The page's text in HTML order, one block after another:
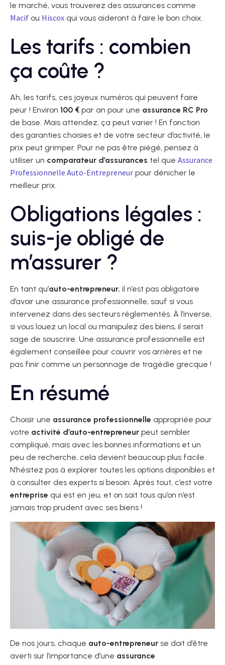
le marché, vous trouverez des assurances comme
Macif ou Hiscox qui vous aideront à faire le bon choix.
Les tarifs : combien
ça coûte ?
Ah, les tarifs, ces joyeux numéros qui peuvent faire
peur ! Environ 100 € par an pour une assurance RC Pro
de base. Mais attendez, ça peut varier ! En fonction
des garanties choisies et de votre secteur d’activité, le
prix peut grimper. Pour ne pas être piégé, pensez à
utiliser un comparateur d’assurances tel que Assurance
Professionnelle Auto-Entrepreneur pour dénicher le
meilleur prix.
Obligations légales :
suis-je obligé de
m’assurer ?
En tant qu’auto-entrepreneur, il n’est pas obligatoire
d’avoir une assurance professionnelle, sauf si vous
intervenez dans des secteurs réglementés. À l’inverse,
si vous louez un local ou manipulez des biens, il serait
sage de souscrire. Une assurance professionnelle est
également conseillée pour couvrir vos arrières et ne
pas finir comme un personnage de tragédie grecque !
En résumé
Choisir une assurance professionnelle appropriée pour
votre activité d’auto-entrepreneur peut sembler
compliqué, mais avec les bonnes informations et un
peu de recherche, cela devient beaucoup plus facile.
N’hésitez pas à explorer toutes les options disponibles et
à consulter des experts si besoin. Après tout, c’est votre
entreprise qui est en jeu, et on sait tous qu’on n’est
jamais trop prudent avec ses biens !
De nos jours, chaque auto-entrepreneur se doit d’être
averti sur l’importance d’une assurance